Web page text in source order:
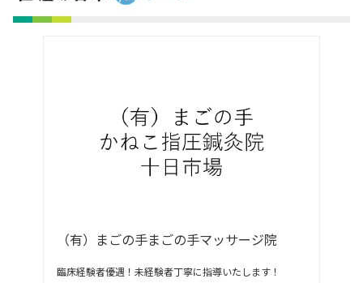
（有）まごの手まごの手マッサージ院
臨床経験者優遇！未経験者丁寧に指導いたします！